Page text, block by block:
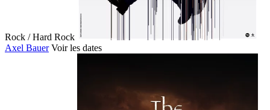
Rock / Hard Rock
Axel Bauer Voir les dates